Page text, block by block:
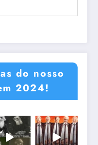
do nosso
2024!